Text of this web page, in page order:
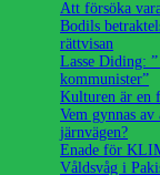
Att försöka
Bodils
rättvisan
Lasse Diding:
kommunister”
Kulturen är en
Vem gynnas
järnvägen?
Enade för
Våldsvåg i